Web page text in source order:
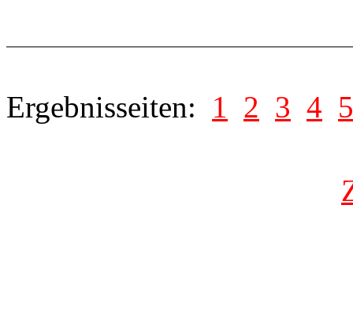
Ergebnisseiten: 1 2 3 4 5